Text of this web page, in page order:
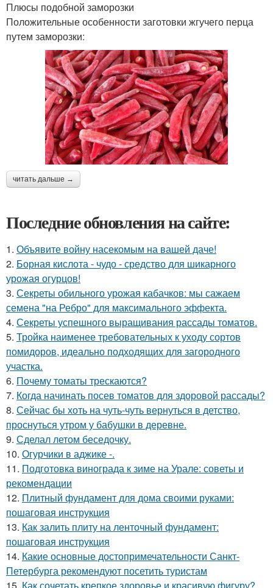
Плюсы подобной заморозки
Положительные особенности заготовки жгучего перца
путем заморозки:
читать дальше →
Последние обновления на сайте:
1. Объявите войну насекомым на вашей даче!
2. Борная кислота - чудо - средство для шикарного
урожая огурцов!
3. Секреты обильного урожая кабачков: мы сажаем
семена "на Ребро" для максимального эффекта.
4. Секреты успешного выращивания рассады томатов.
5. Тройка наименее требовательных к уходу сортов
помидоров, идеально подходящих для загородного
участка.
6. Почему томаты трескаются?
7. Когда начинать посев томатов для здоровой рассады?
8. Сейчас бы хоть на чуть-чуть вернуться в детство,
проснуться утром у бабушки в деревне.
9. Сделал летом беседочку.
10. Огурчики в аджике -.
11. Подготовка винограда к зиме на Урале: советы и
рекомендации
12. Плитный фундамент для дома своими руками:
пошаговая инструкция
13. Как залить плиту на ленточный фундамент:
пошаговая инструкция
14. Какие основные достопримечательности Санкт-
Петербурга рекомендуют посетить туристам
15. Как сочетать крепкое здоровье и красивую фигуру?